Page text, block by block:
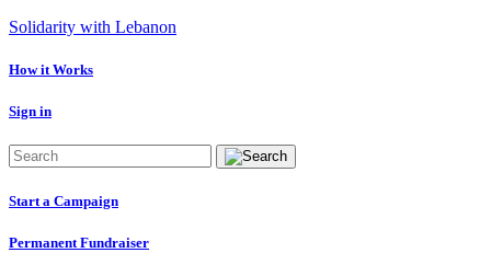
Solidarity with Lebanon
How it Works
Sign in
Start a Campaign
Permanent Fundraiser